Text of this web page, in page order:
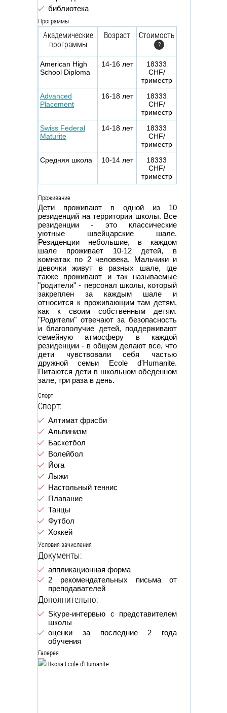
библиотека
Программы
Академические
программы
Возраст Стоимость
?
American High
School Diploma
14-16 лет
18333
CHF/
триместр
Advanced
Placement
16-18 лет
18333
CHF/
триместр
Swiss Federal
Maturite
14-18 лет
18333
CHF/
триместр
Средняя школа
10-14 лет
18333
CHF/
триместр
Проживание
Дети проживают в одной из 10
резиденций на территории школы. Все
резиденции - это классические
уютные швейцарские шале.
Резиденции небольшие, в каждом
шале проживает 10-12 детей, в
комнатах по 2 человека. Мальчики и
девочки живут в разных шале, где
также проживают и так называемые
"родители" - персонал школы, который
закреплен за каждым шале и
относится к проживающим там детям,
как к своим собственным детям.
"Родители" отвечают за безопасность
и благополучие детей, поддерживают
семейную атмосферу в каждой
резиденции - в общем делают все, что
дети чувствовали себя частью
дружной семьи Ecole d'Humanite.
Питаются дети в школьном обеденном
зале, три раза в день.
Спорт
Спорт:
Алтимат фрисби
Альпинизм
Баскетбол
Волейбол
Йога
Лыжи
Настольный теннис
Плавание
Танцы
Футбол
Хоккей
Условия зачисления
Документы:
аппликационная форма
2 рекомендательных письма от
преподавателей
Дополнительно:
Skype-интервью с представителем
школы
оценки за последние 2 года
обучения
Галерея